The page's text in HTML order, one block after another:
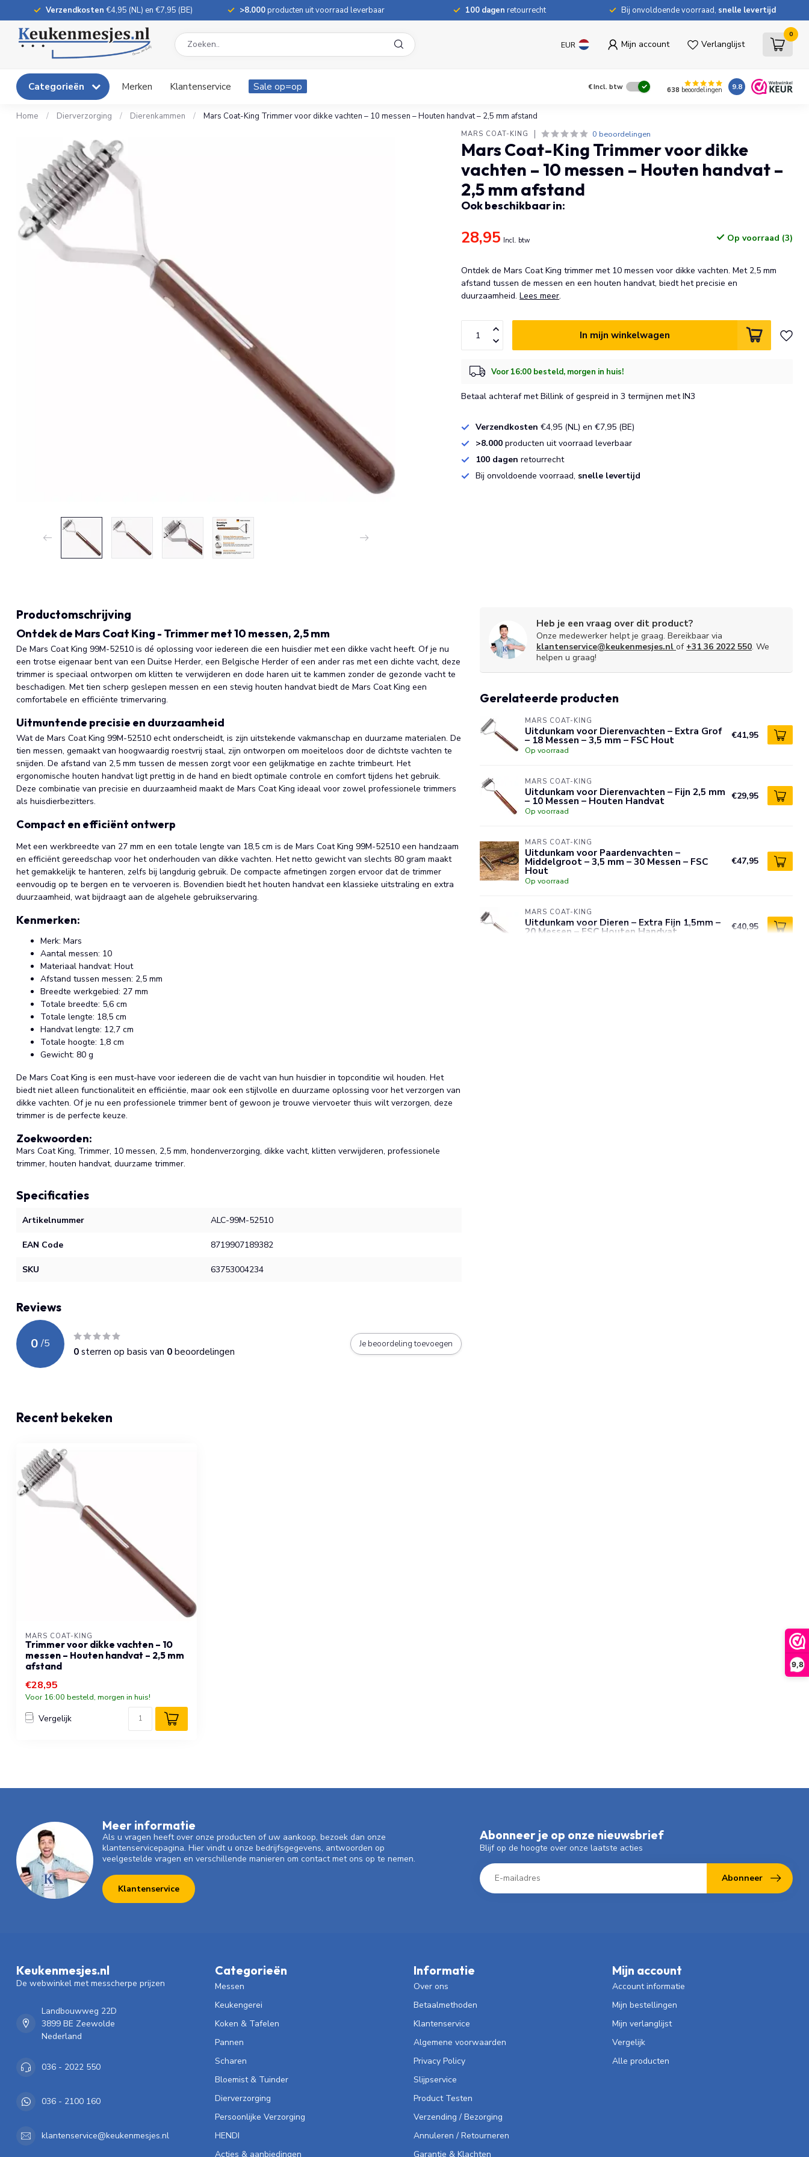
9,8
Verzendkosten €4,95 (NL) en €7,95 (BE) >8.000producten uit voorraad leverbaar 100 dagen retourrecht Bij onvoldoende voorraad, snelle levertijd
EUR Mijn account Verlanglijst
0
Categorieën Merken Klantenservice Sale op=op €Incl. btw 638 beoordelingen 9.8
Home / Dierverzorging / Dierenkammen / Mars Coat-King Trimmer voor dikke vachten – 10 messen – Houten handvat – 2,5 mm afstand
MARS COAT-KING 0 beoordelingen
Mars Coat-King Trimmer voor dikke
vachten – 10 messen – Houten handvat –
2,5 mm afstand
Ook beschikbaar in:
28,95 Incl. btw Op voorraad (3)
Ontdek de Mars Coat King trimmer met 10 messen voor dikke vachten. Met 2,5 mm
afstand tussen de messen en een houten handvat, biedt het precisie en
duurzaamheid.Lees meer.
In mijn winkelwagen
Voor 16:00 besteld, morgen in huis!
Betaal achteraf met Billink of gespreid in 3 termijnen met IN3
Verzendkosten €4,95 (NL) en €7,95 (BE)
>8.000 producten uit voorraad leverbaar
100 dagenretourrecht
Bij onvoldoende voorraad, snelle levertijd
Productomschrijving
Ontdek de Mars Coat King - Trimmer met 10 messen, 2,5 mm
De Mars Coat King 99M-52510 is dé oplossing voor iedereen die een huisdier met een dikke vacht heeft. Of je nu
een trotse eigenaar bent van een Duitse Herder, een Belgische Herder of een ander ras met een dichte vacht, deze
trimmer is speciaal ontworpen om klitten te verwijderen en dode haren uit te kammen zonder de gezonde vacht te
beschadigen. Met tien scherp geslepen messen en een stevig houten handvat biedt de Mars Coat King een
comfortabele en efficiënte trimervaring.
Uitmuntende precisie en duurzaamheid
Wat de Mars Coat King 99M-52510 echt onderscheidt, is zijn uitstekende vakmanschap en duurzame materialen. De
tien messen, gemaakt van hoogwaardig roestvrij staal, zijn ontworpen om moeiteloos door de dichtste vachten te
snijden. De afstand van 2,5 mm tussen de messen zorgt voor een gelijkmatige en zachte trimbeurt. Het
ergonomische houten handvat ligt prettig in de hand en biedt optimale controle en comfort tijdens het gebruik.
Deze combinatie van precisie en duurzaamheid maakt de Mars Coat King ideaal voor zowel professionele trimmers
als huisdierbezitters.
Compact en efficiënt ontwerp
Met een werkbreedte van 27 mm en een totale lengte van 18,5 cm is de Mars Coat King 99M-52510 een handzaam
en efficiënt gereedschap voor het onderhouden van dikke vachten. Het netto gewicht van slechts 80 gram maakt
het gemakkelijk te hanteren, zelfs bij langdurig gebruik. De compacte afmetingen zorgen ervoor dat de trimmer
eenvoudig op te bergen en te vervoeren is. Bovendien biedt het houten handvat een klassieke uitstraling en extra
duurzaamheid, wat bijdraagt aan de algehele gebruikservaring.
Kenmerken:
Merk: Mars
Aantal messen: 10
Materiaal handvat: Hout
Afstand tussen messen: 2,5 mm
Breedte werkgebied: 27 mm
Totale breedte: 5,6 cm
Totale lengte: 18,5 cm
Handvat lengte: 12,7 cm
Totale hoogte: 1,8 cm
Gewicht: 80 g
De Mars Coat King is een must-have voor iedereen die de vacht van hun huisdier in topconditie wil houden. Het
biedt niet alleen functionaliteit en efficiëntie, maar ook een stijlvolle en duurzame oplossing voor het verzorgen van
dikke vachten. Of je nu een professionele trimmer bent of gewoon je trouwe viervoeter thuis wilt verzorgen, deze
trimmer is de perfecte keuze.
Zoekwoorden:
Mars Coat King, Trimmer, 10 messen, 2,5 mm, hondenverzorging, dikke vacht, klitten verwijderen, professionele
trimmer, houten handvat, duurzame trimmer.
Specificaties
Artikelnummer ALC-99M-52510
EAN Code 8719907189382
SKU 63753004234
Reviews
0 /5
0sterren op basis van 0beoordelingen
Je beoordeling toevoegen
Heb je een vraag over dit product?
Onze medewerker helpt je graag. Bereikbaar via
klantenservice@keukenmesjes.nl of +31 36 2022 550. We
helpen u graag!
Gerelateerde producten
MARS COAT-KING
Uitdunkam voor Dierenvachten – Extra Grof
– 18 Messen – 3,5 mm – FSC Hout
Op voorraad
€41,95
MARS COAT-KING
Uitdunkam voor Dierenvachten – Fijn 2,5 mm
– 10 Messen – Houten Handvat
Op voorraad
€29,95
MARS COAT-KING
Uitdunkam voor Paardenvachten –
Middelgroot – 3,5 mm – 30 Messen – FSC
Hout
Op voorraad
€47,95
MARS COAT-KING
Uitdunkam voor Dieren – Extra Fijn 1,5mm –
20 Messen – FSC Houten Handvat €40,95
Recent bekeken
MARS COAT-KING
Trimmer voor dikke vachten – 10
messen – Houten handvat – 2,5 mm
afstand
€28,95
Voor 16:00 besteld, morgen in huis!
Vergelijk
Meer informatie
Als u vragen heeft over onze producten of uw aankoop, bezoek dan onze
klantenservicepagina. Hier vindt u onze bedrijfsgegevens, antwoorden op
veelgestelde vragen en verschillende manieren om contact met ons op te nemen.
Klantenservice
Abonneer je op onze nieuwsbrief
Blijf op de hoogte over onze laatste acties
Abonneer
Keukenmesjes.nl
De webwinkel met messcherpe prijzen
Landbouwweg 22D
3899 BE Zeewolde
Nederland
036 - 2022 550
036 - 2100 160
klantenservice@keukenmesjes.nl
Categorieën
Messen
Keukengerei
Koken & Tafelen
Pannen
Scharen
Bloemist & Tuinder
Dierverzorging
Persoonlijke Verzorging
HENDI
Acties & aanbiedingen
Informatie
Over ons
Betaalmethoden
Klantenservice
Algemene voorwaarden
Privacy Policy
Slijpservice
Product Testen
Verzending / Bezorging
Annuleren / Retourneren
Garantie & Klachten
Mijn account
Account informatie
Mijn bestellingen
Mijn verlanglijst
Vergelijk
Alle producten